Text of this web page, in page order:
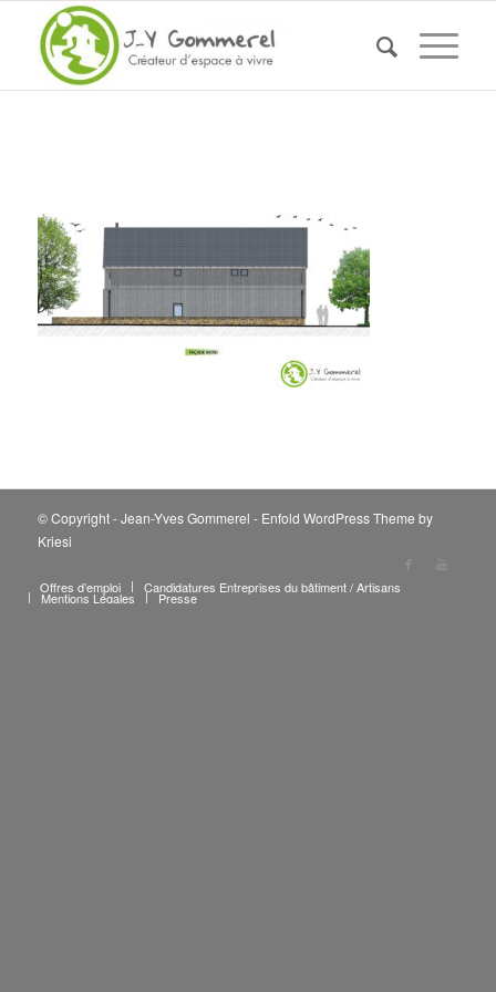
© Copyright - Jean-Yves Gommerel - Enfold WordPress Theme by
Kriesi
Offres d’emploi Candidatures Entreprises du bâtiment / Artisans
Mentions Légales Presse